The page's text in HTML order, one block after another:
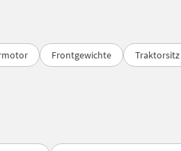
Frontgewichte Traktorsitz